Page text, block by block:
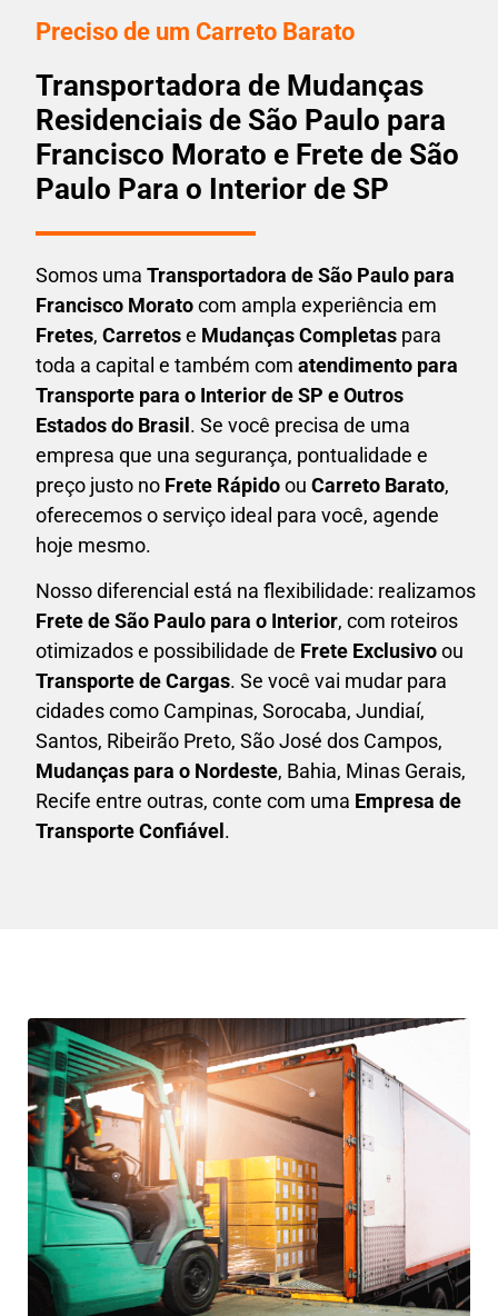
Preciso de um Carreto Barato
Transportadora de Mudanças
Residenciais de São Paulo para
Francisco Morato e Frete de São
Paulo Para o Interior de SP
Somos uma Transportadora de São Paulo para
Francisco Moratocom ampla experiência em
Fretes, Carretose Mudanças Completas para
toda a capital e também com atendimento para
Transporte para o Interior de SP e Outros
Estados do Brasil . Se você precisa de uma
empresa que una segurança, pontualidade e
preço justo no Frete Rápidoou Carreto Barato,
oferecemos o serviço ideal para você, agende
hoje mesmo.
Nosso diferencial está na flexibilidade: realizamos
Frete de São Paulo para o Interior, com roteiros
otimizados e possibilidade de Frete Exclusivoou
Transporte de Cargas. Se você vai mudar para
cidades como Campinas, Sorocaba, Jundiaí,
Santos, Ribeirão Preto, São José dos Campos,
Mudanças para o Nordeste, Bahia, Minas Gerais,
Recife entre outras, conte com uma Empresa de
Transporte Confiável .